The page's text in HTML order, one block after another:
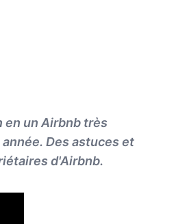
en un Airbnb très
Des astuces et
d'Airbnb.